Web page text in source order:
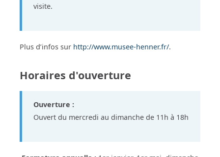
visite.
Plus d’infos sur http://www.musee-henner.fr/.
Horaires d'ouverture
Ouverture :
Ouvert du mercredi au dimanche de 11h à 18h